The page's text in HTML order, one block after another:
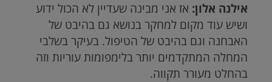
אילנה אלון: אז אני מבינה שעדיין לא הכול ידוע
ושיש עוד מקום למחקר בנושא גם בהיבט של
האבחנה וגם בהיבט של הטיפול. בעיקר בשלבי
המחלה המתקדמים יותר בלימפומות עוריות וזה
בהחלט מעורר תקווה.